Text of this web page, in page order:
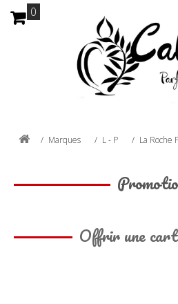
0
Marques L - P La Roche
Offrir une